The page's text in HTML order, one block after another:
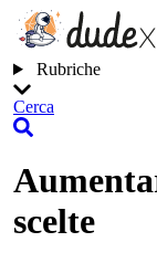
Rubriche
Cerca
scelte